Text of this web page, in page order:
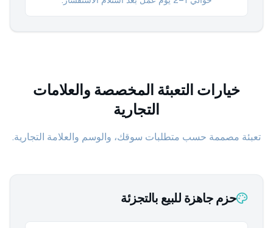
خيارات التعبئة المخصصة والعلامات
التجارية
تعبئة مصممة حسب متطلبات سوقك، والوسم والعلامة التجارية.
حزم جاهزة للبيع بالتجزئة